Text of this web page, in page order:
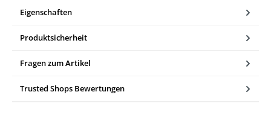
Eigenschaften
Produktsicherheit
Fragen zum Artikel
Trusted Shops Bewertungen